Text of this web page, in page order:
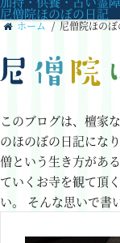
尼僧院ほのぼの日記
ホーム / 尼僧院ほのぼ
このブログは、檀家
のほのぼの日記にな
僧という生き方があ
ていくお寺を観て頂
い。 そんな思いで書